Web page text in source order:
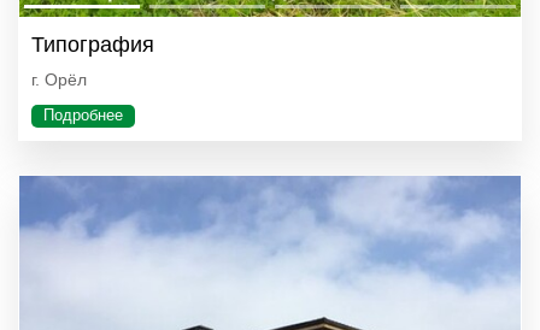
Типография
г. Орёл
Подробнее